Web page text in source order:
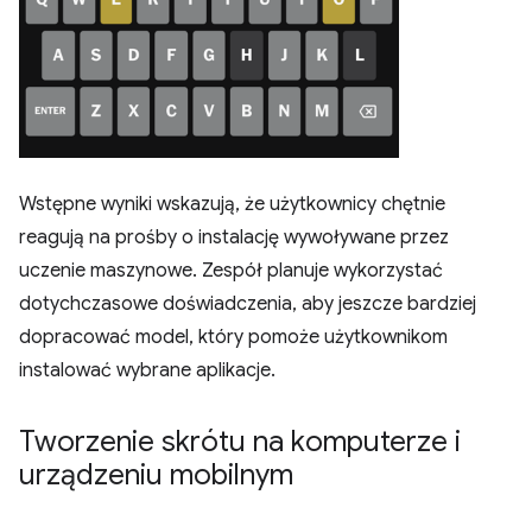
Wstępne wyniki wskazują, że użytkownicy chętnie
reagują na prośby o instalację wywoływane przez
uczenie maszynowe. Zespół planuje wykorzystać
dotychczasowe doświadczenia, aby jeszcze bardziej
dopracować model, który pomoże użytkownikom
instalować wybrane aplikacje.
Tworzenie skrótu na komputerze i
urządzeniu mobilnym